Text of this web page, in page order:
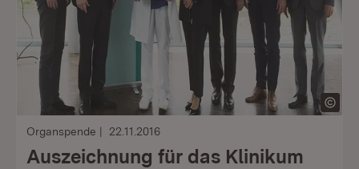
Organspende 22.11.2016
Auszeichnung für das Klinikum